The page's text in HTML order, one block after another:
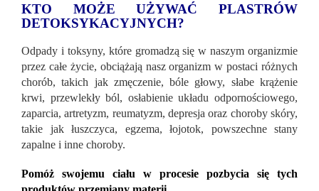
KTO MOŻE UŻYWAĆ PLASTRÓW
DETOKSYKACYJNYCH?
Odpady i toksyny, które gromadzą się w naszym organizmie
przez całe życie, obciążają nasz organizm w postaci różnych
chorób, takich jak zmęczenie, bóle głowy, słabe krążenie
krwi, przewlekły ból, osłabienie układu odpornościowego,
zaparcia, artretyzm, reumatyzm, depresja oraz choroby skóry,
takie jak łuszczyca, egzema, łojotok, powszechne stany
zapalne i inne choroby.
Pomóż swojemu ciału w procesie pozbycia się tych